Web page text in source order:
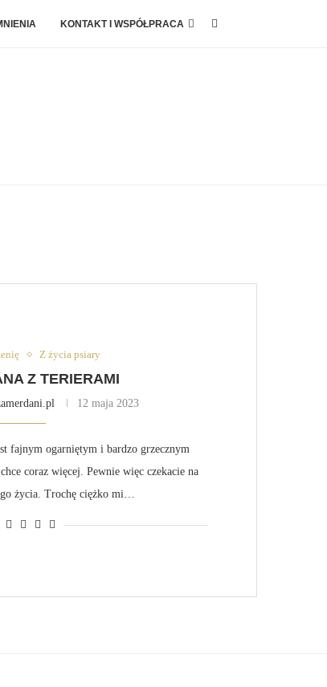
KONTAKT I WSPÓŁPRACA
Z życia psiary
Z TERIERAMI
12 maja 2023
fajnym ogarniętym i bardzo grzecznym
coraz więcej. Pewnie więc czekacie na
życia. Trochę ciężko mi…